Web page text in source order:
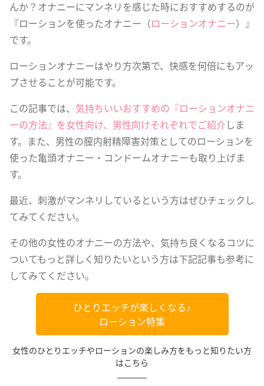
んか？オナニーにマンネリを感じた時におすすめするのが
『ローションを使ったオナニー（ローションオナニー）』
です。
ローションオナニーはやり方次第で、快感を何倍にもアッ
プさせることが可能です。
この記事では、 気持ちいいおすすめの『ローションオナニ
ーの方法』を女性向け、男性向けそれぞれでご紹介しま
す。また、男性の膣内射精障害対策としてのローションを
使った亀頭オナニー・コンドームオナニーも取り上げま
す。
最近、刺激がマンネリしているという方はぜひチェックし
てみてください。
その他の女性のオナニーの方法や、気持ち良くなるコツに
ついてもっと詳しく知りたいという方は下記記事も参考に
してみてください。
ひとりエッチが楽しくなる♪
ローション特集
女性のひとりエッチやローションの楽しみ方をもっと知りたい方
はこちら